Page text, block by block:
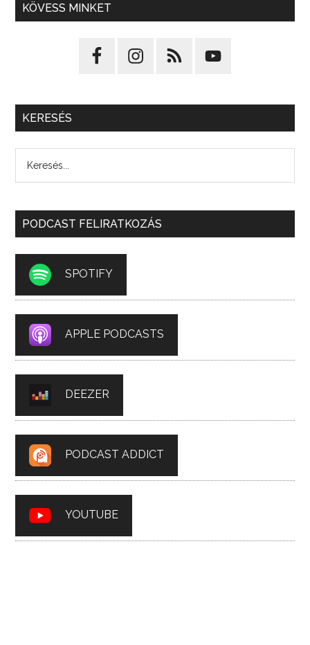
KÖVESS MINKET
KERESÉS
PODCAST FELIRATKOZÁS
SPOTIFY
APPLE PODCASTS
DEEZER
PODCAST ADDICT
YOUTUBE